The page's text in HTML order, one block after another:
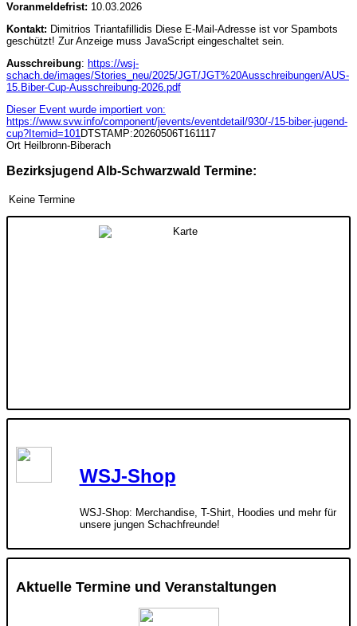
Voranmeldefrist: 10.03.2026
Kontakt: Dimitrios Triantafillidis Diese E-Mail-Adresse ist vor Spambots
geschützt! Zur Anzeige muss JavaScript eingeschaltet sein.
Ausschreibung: https://wsj-
schach.de/images/Stories_neu/2025/JGT/JGT%20Ausschreibungen/AUS-
15.Biber-Cup-Ausschreibung-2026.pdf
Dieser Event wurde importiert von:
https://www.svw.info/component/jevents/eventdetail/930/-/15-biber-jugend-
cup?Itemid=101DTSTAMP:20260506T161117
Ort Heilbronn-Biberach
Bezirksjugend Alb-Schwarzwald Termine:
Keine Termine
WSJ-Shop
WSJ-Shop: Merchandise, T-Shirt, Hoodies und mehr für
unsere jungen Schachfreunde!
Aktuelle Termine und Veranstaltungen